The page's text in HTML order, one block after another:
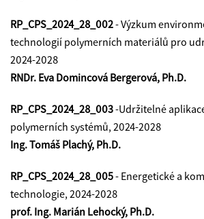
RP_CPS_2024_28_002-Výzkum
technologií polymerních materiálů pro
2024-2028
RNDr. Eva Domincová Bergerová, Ph.D.
RP_CPS_2024_28_003-Udržitelné
polymerních systémů, 2024-2028
Ing. Tomáš Plachý, Ph.D.
RP_CPS_2024_28_005- Energetické a
technologie, 2024-2028
prof. Ing. Marián Lehocký, Ph.D.